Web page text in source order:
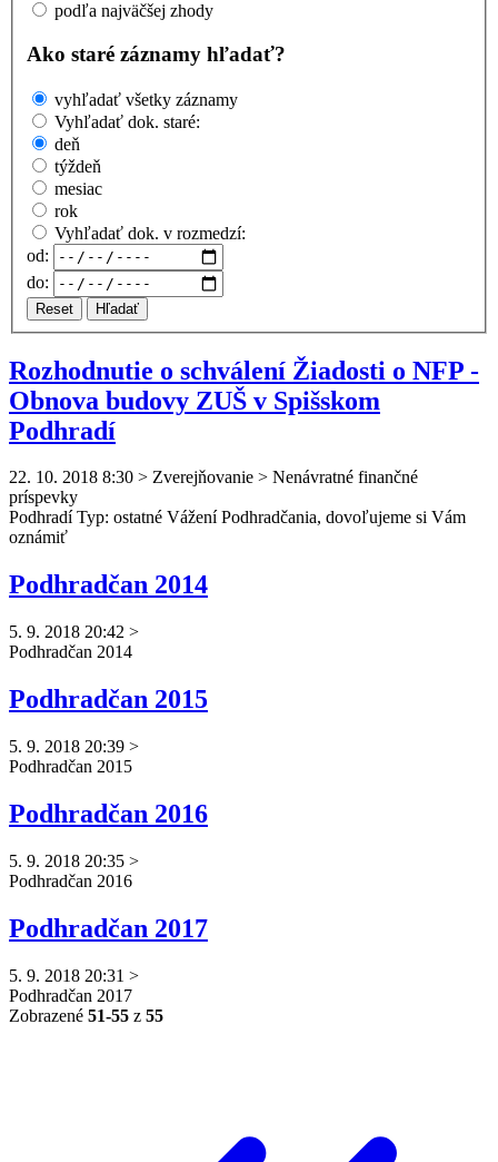
podľa najväčšej zhody
Ako staré záznamy hľadať?
vyhľadať všetky záznamy
Vyhľadať dok. staré:
deň
týždeň
mesiac
rok
Vyhľadať dok. v rozmedzí:
od:
do:
Reset Hľadať
Rozhodnutie o schválení Žiadosti o NFP -
Obnova budovy ZUŠ v Spišskom
Podhradí
22. 10. 2018 8:30 > Zverejňovanie > Nenávratné finančné
príspevky
Podhradí Typ: ostatné Vážení Podhradčania, dovoľujeme si Vám
oznámiť
Podhradčan 2014
5. 9. 2018 20:42 >
Podhradčan 2014
Podhradčan 2015
5. 9. 2018 20:39 >
Podhradčan 2015
Podhradčan 2016
5. 9. 2018 20:35 >
Podhradčan 2016
Podhradčan 2017
5. 9. 2018 20:31 >
Podhradčan 2017
Zobrazené 51-55 z 55